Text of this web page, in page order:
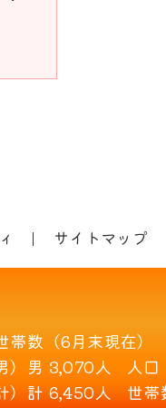
サイトマップ
帯数（6月末現在）
男 3,070人 人口
計 6,450人 世帯